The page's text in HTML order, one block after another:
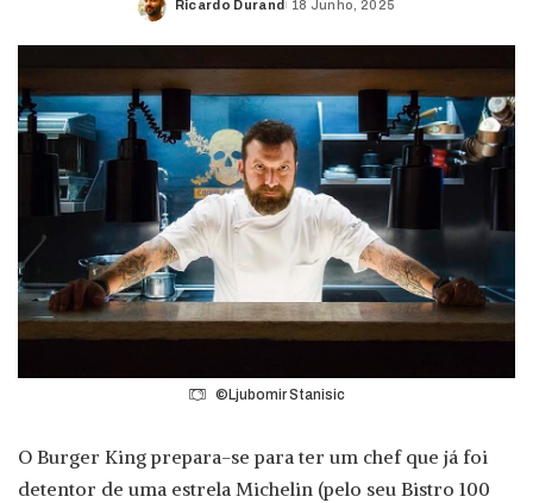
Posted
Ricardo Durand 18 Junho, 2025
©Ljubomir Stanisic
O Burger King prepara-se para ter um chef que já foi
detentor de uma estrela Michelin (pelo seu Bistro 100